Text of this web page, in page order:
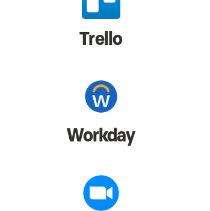
Trello
Workday